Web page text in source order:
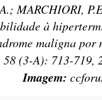
MARCHIORI,
à
maligna
58 (3-A): 713-719,
Imagem: